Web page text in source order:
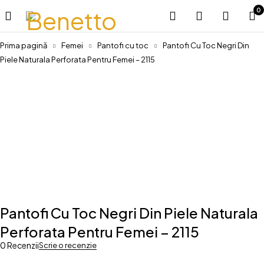
0
Prima pagină Femei Pantofi cu toc
Pantofi Cu Toc Negri Din
Piele Naturala Perforata Pentru Femei – 2115
Pantofi Cu Toc Negri Din Piele Naturala
Perforata Pentru Femei – 2115
0 RecenziiScrie o recenzie